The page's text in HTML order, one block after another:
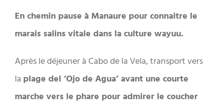
En chemin pause à Manaure pour connaitre le
marais salins vitale dans la culture wayuu.
Après le déjeuner à Cabo de la Vela, transport vers
la plage del ‘Ojo de Agua’ avant une courte
marche vers le phare pour admirer le coucher